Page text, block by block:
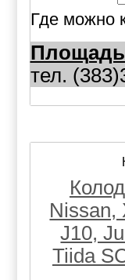
Где можно
Площадь
тел.
Nissan,
J10,
Tiida